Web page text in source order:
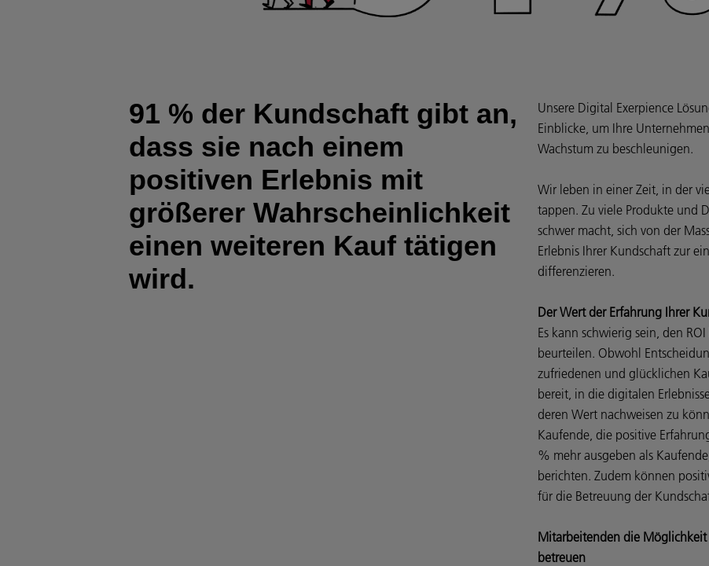
91 % der Kundschaft gibt an,
dass sie nach einem
positiven Erlebnis mit
größerer Wahrscheinlichkeit
einen weiteren Kauf tätigen
wird.
Unsere Digital Exerpience
Einblicke, um Ihre
Wachstum zu beschleunigen.
Wir leben in einer Zeit, in der
tappen. Zu viele Produkte und
schwer macht, sich von der
Erlebnis Ihrer Kundschaft zur
differenzieren.
Der Wert der Erfahrung Ihrer
Es kann schwierig sein, den
beurteilen. Obwohl
zufriedenen und glücklichen
bereit, in die digitalen
deren Wert nachweisen zu
Kaufende, die positive
% mehr ausgeben als
berichten. Zudem können
für die Betreuung der
Mitarbeitenden die Möglichkeit
betreuen